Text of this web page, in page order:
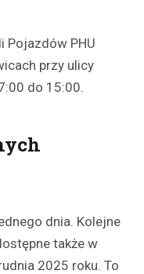
Pojazdów PHU
przy ulicy
do 15:00.
dnia. Kolejne
także w
2025 roku. To